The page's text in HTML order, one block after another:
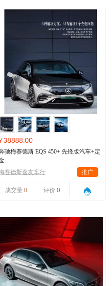
38888.00
驰梅赛德斯 EQS 450+ 先锋版汽车+定
赛德斯嘉友车行
推广
成交量 0 评价 0